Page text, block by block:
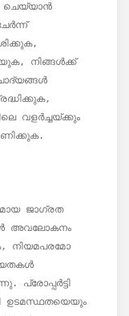
ചെയ്യാൻ
വളർച്ചയ്ക്കും
ജാഗ്രത
അവലോകനം
നിയമപരമോ
പ്രോപ്പർട്ടി
ഉടമസ്ഥതയെയും